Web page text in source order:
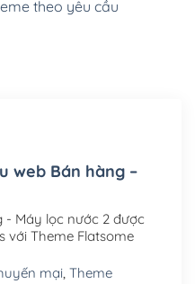
Wordpress(+100,000₫)
.org (1 năm)
(+450,000₫)
(+550,000₫)
theo yêu cầu
web Bán hàng –
- Máy lọc nước 2 được
với Theme Flatsome
mại, Theme